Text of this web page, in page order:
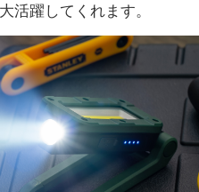
活躍してくれます。